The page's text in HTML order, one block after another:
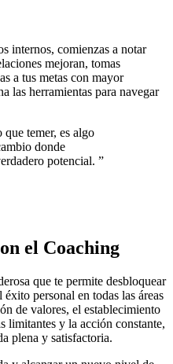
internos, comienzas a notar
mejoran, tomas
a tus metas con mayor
las herramientas para navegar
temer, es algo
donde
potencial. ”
el Coaching
que te permite desbloquear
personal en todas las áreas
de valores, el establecimiento
limitantes y la acción constante,
plena y satisfactoria.